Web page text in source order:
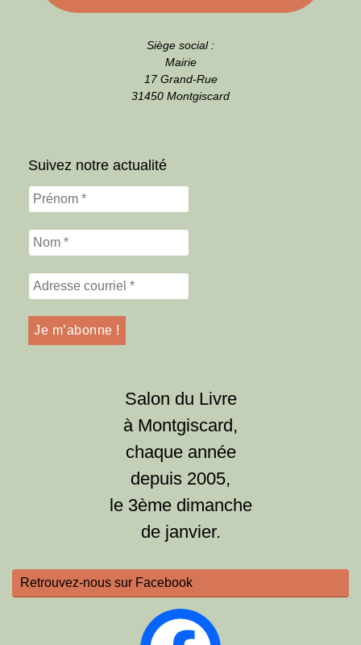
Siège social :
Mairie
17 Grand-Rue
31450 Montgiscard
Suivez notre actualité
Salon du Livre
à Montgiscard,
chaque année
depuis 2005,
le 3ème dimanche
de janvier.
Retrouvez-nous sur Facebook